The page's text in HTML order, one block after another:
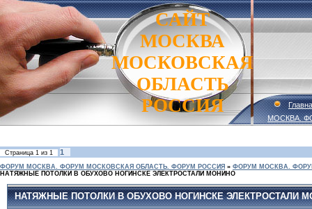
САЙТ
МОСКВА
МОСКОВСКАЯ
ОБЛАСТЬ
РОССИЯ
МОСКВА.
Страница 1 из 1 1
ФОРУМ МОСКВА. ФОРУМ МОСКОВСКАЯ ОБЛАСТЬ. ФОРУМ РОССИЯ » ФОРУМ МОСКВА.
НАТЯЖНЫЕ ПОТОЛКИ В ОБУХОВО НОГИНСКЕ ЭЛЕКТРОСТАЛИ МОНИНО
НАТЯЖНЫЕ ПОТОЛКИ В ОБУХОВО НОГИНСКЕ ЭЛЕКТРОСТАЛИ